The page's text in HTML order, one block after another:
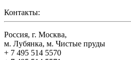
Контакты:
Россия, г. Москва,
м. Лубянка, м. Чистые пруды
+ 7 495 514 5570